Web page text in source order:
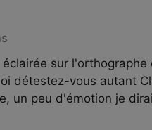
sur
détestez-vous autant
un peu d'émotion je